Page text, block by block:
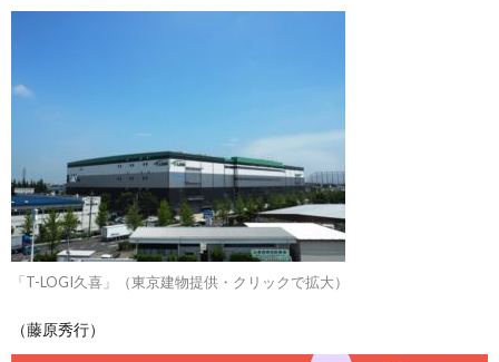
「T-LOGI久喜」（東京建物提供・クリックで拡大）
（藤原秀行）